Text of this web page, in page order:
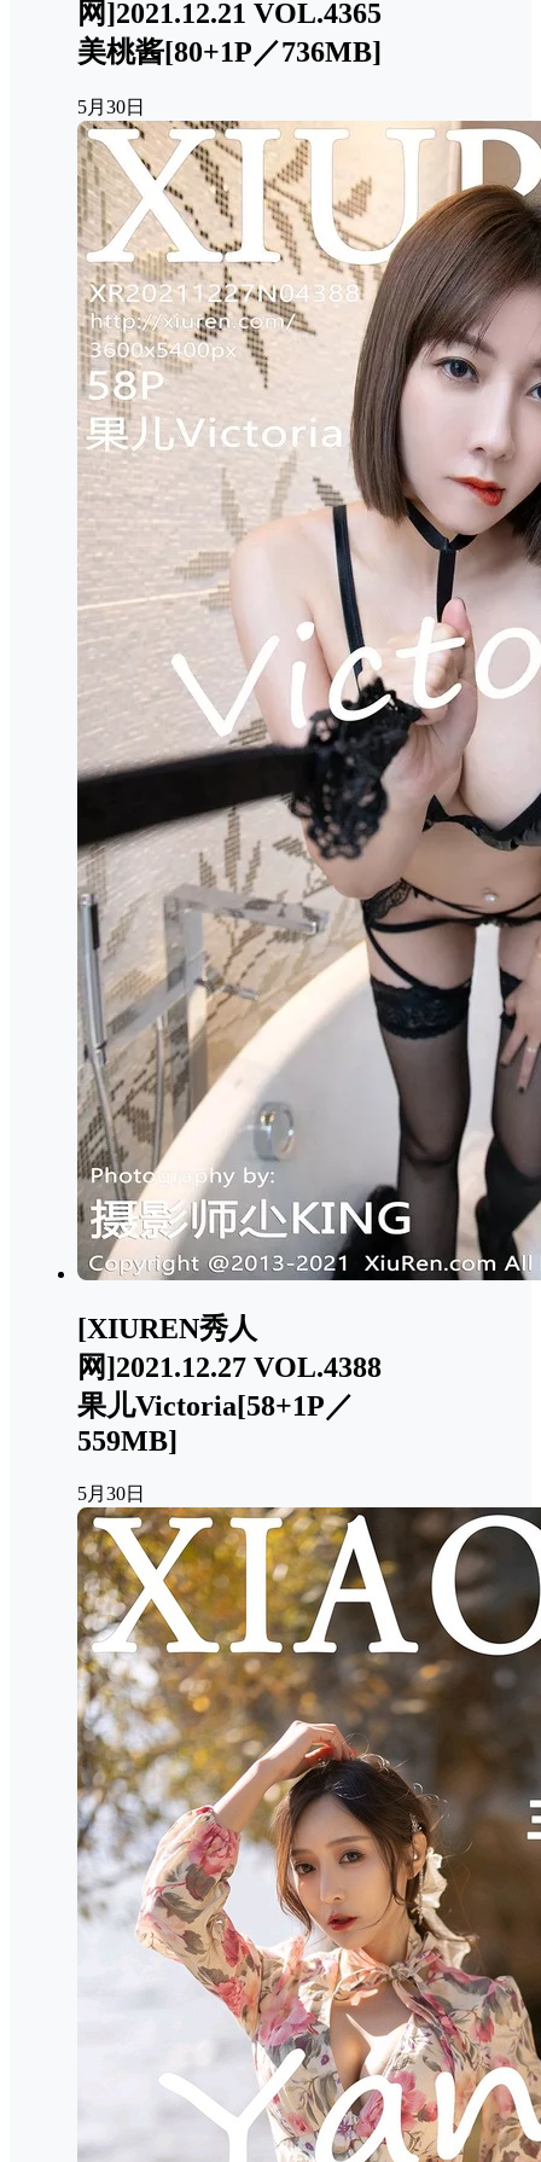
网]2021.12.21 VOL.4365
美桃酱[80+1P／736MB]
5月30日
[XIUREN秀人
网]2021.12.27 VOL.4388
果儿Victoria[58+1P／
559MB]
5月30日